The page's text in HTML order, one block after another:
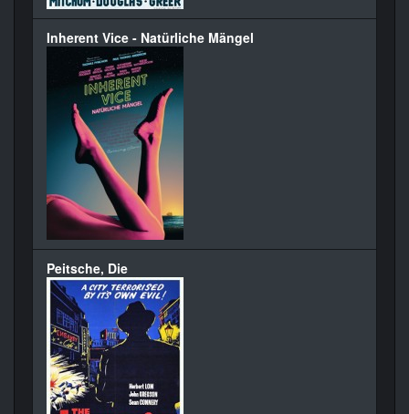
Inherent Vice - Natürliche Mängel
Peitsche, Die